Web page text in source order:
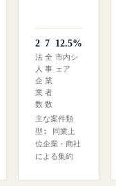
2
法
人
企
業
数
7
全
事
業
者
数
12.5%
市内シ
ェア
主な案件類
型: 同業上
位企業・商社
による集約